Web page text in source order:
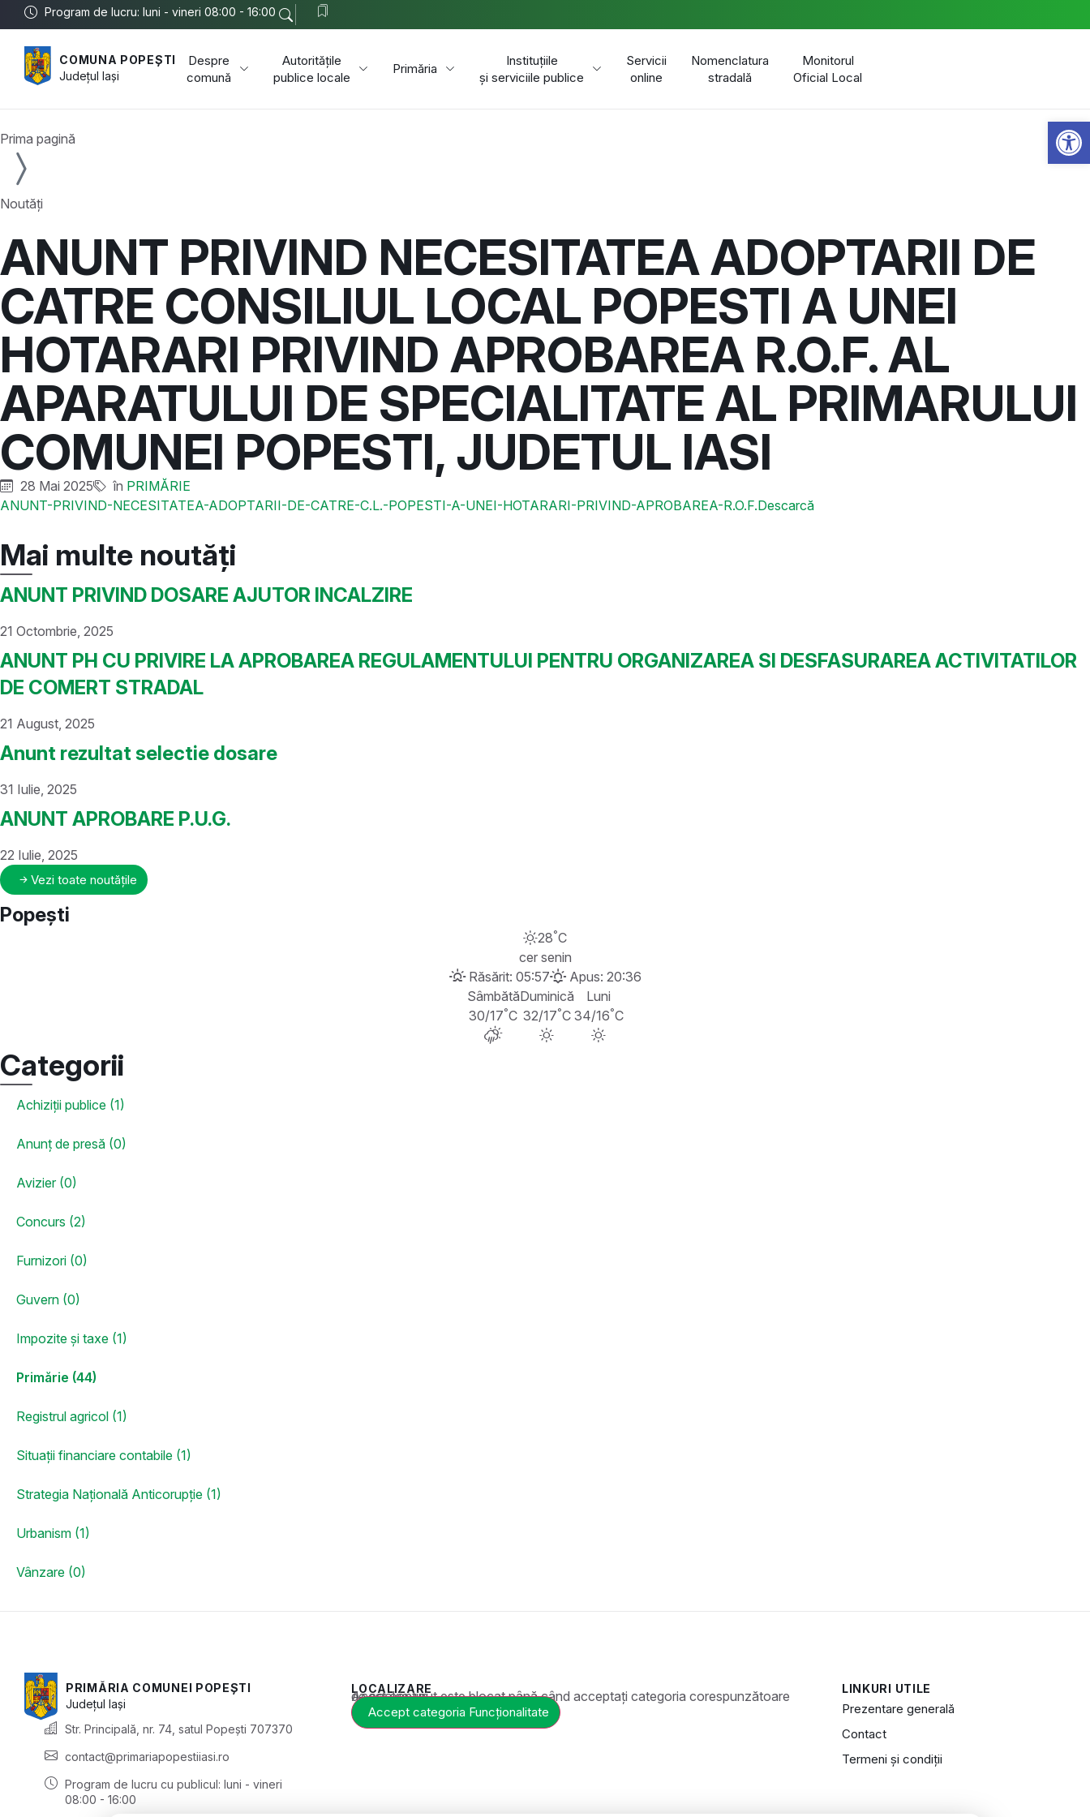
Program de lucru: luni - vineri 08:00 - 16:00
COMUNA POPEȘTI
JudețulIași
Despre
comună
Autoritățile
publice locale
Primăria
Instituțiile
și serviciile publice
Servicii
online
Nomenclatura
stradală
Monitorul
Oficial Local
Prima pagină
Noutăți
ANUNT PRIVIND NECESITATEA ADOPTARII DE
CATRE CONSILIUL LOCAL POPESTI A UNEI
HOTARARI PRIVIND APROBAREA R.O.F. AL
APARATULUI DE SPECIALITATE AL PRIMARULUI
COMUNEI POPESTI, JUDETUL IASI
28 Mai 2025 în PRIMĂRIE
ANUNT-PRIVIND-NECESITATEA-ADOPTARII-DE-CATRE-C.L.-POPESTI-A-UNEI-HOTARARI-PRIVIND-APROBAREA-R.O.F.Descarcă
Mai multe noutăți
ANUNT PRIVIND DOSARE AJUTOR INCALZIRE
21 Octombrie, 2025
ANUNT PH CU PRIVIRE LA APROBAREA REGULAMENTULUI PENTRU ORGANIZAREA SI DESFASURAREA ACTIVITATILOR
DE COMERT STRADAL
21 August, 2025
Anunt rezultat selectie dosare
31 Iulie, 2025
ANUNT APROBARE P.U.G.
22 Iulie, 2025
Vezi toate noutățile
Popești
28°C
cer senin
Răsărit: 05:57
Apus: 20:36
Sâmbătă
30/17°C
Duminică
32/17°C
Luni
34/16°C
Categorii
Achiziții publice (1)
Anunț de presă (0)
Avizier (0)
Concurs (2)
Furnizori (0)
Guvern (0)
Impozite și taxe (1)
Primărie (44)
Registrul agricol (1)
Situații financiare contabile (1)
Strategia Națională Anticorupție (1)
Urbanism (1)
Vânzare (0)
PRIMĂRIA COMUNEI POPEȘTI
JudețulIași
Str. Principală, nr. 74, satul Popești 707370
contact@primariapopestiiasi.ro
Program de lucru cu publicul: luni - vineri
08:00 - 16:00
LOCALIZARE
Acest conținut este blocat până când acceptați categoria corespunzătoare de cookie-uri.
Accept categoria Funcționalitate
LINKURI UTILE
Prezentare generală
Contact
Termeni și condiții